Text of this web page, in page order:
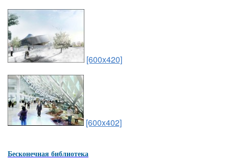
[600x420]
[600x402]
Бесконечная библиотека